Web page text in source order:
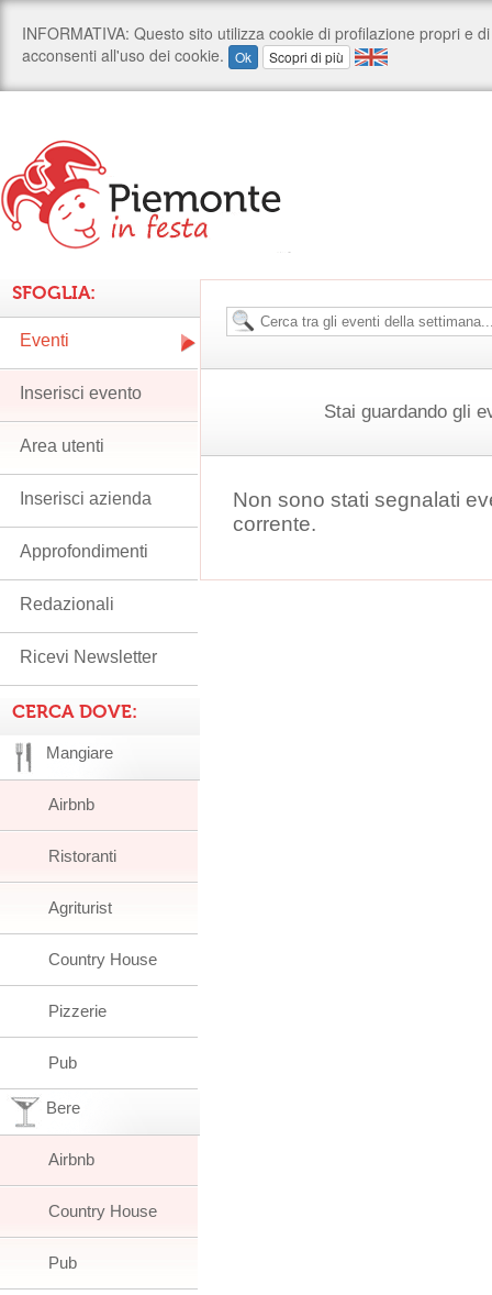
Stai guardando gli
Non sono stati segnalati
corrente.
SFOGLIA:
Eventi
Inserisci evento
Area utenti
Inserisci azienda
Approfondimenti
Redazionali
Ricevi Newsletter
CERCA DOVE:
Mangiare
Airbnb
Ristoranti
Agriturist
Country House
Pizzerie
Pub
Bere
Airbnb
Country House
Pub